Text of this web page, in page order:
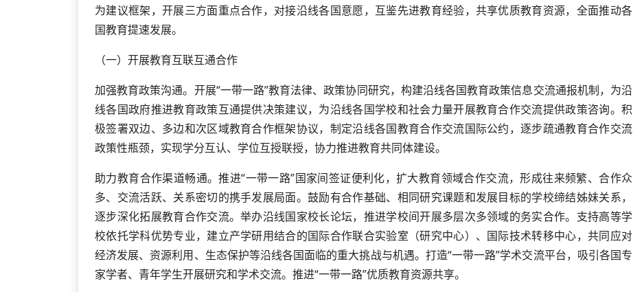
为建议框架，开展三方面重点合作，对接沿线各国意愿，互鉴先进教育经验，共享优质教育资源，全面推动各
国教育提速发展。
（一）开展教育互联互通合作
加强教育政策沟通。开展“一带一路”教育法律、政策协同研究，构建沿线各国教育政策信息交流通报机制，为沿
线各国政府推进教育政策互通提供决策建议，为沿线各国学校和社会力量开展教育合作交流提供政策咨询。积
极签署双边、多边和次区域教育合作框架协议，制定沿线各国教育合作交流国际公约，逐步疏通教育合作交流
政策性瓶颈，实现学分互认、学位互授联授，协力推进教育共同体建设。
助力教育合作渠道畅通。推进“一带一路”国家间签证便利化，扩大教育领域合作交流，形成往来频繁、合作众
多、交流活跃、关系密切的携手发展局面。鼓励有合作基础、相同研究课题和发展目标的学校缔结姊妹关系，
逐步深化拓展教育合作交流。举办沿线国家校长论坛，推进学校间开展多层次多领域的务实合作。支持高等学
校依托学科优势专业，建立产学研用结合的国际合作联合实验室（研究中心）、国际技术转移中心，共同应对
经济发展、资源利用、生态保护等沿线各国面临的重大挑战与机遇。打造“一带一路”学术交流平台，吸引各国专
家学者、青年学生开展研究和学术交流。推进“一带一路”优质教育资源共享。